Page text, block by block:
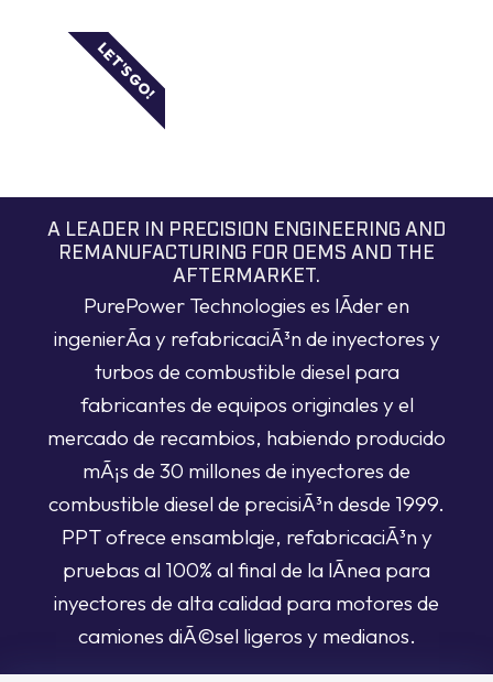
LET'S GO!
A LEADER IN PRECISION ENGINEERING AND
REMANUFACTURING FOR OEMS AND THE
AFTERMARKET.
PurePower Technologies es lÃ­der en
ingenierÃ­a y refabricaciÃ³n de inyectores y
turbos de combustible diesel para
fabricantes de equipos originales y el
mercado de recambios, habiendo producido
mÃ¡s de 30 millones de inyectores de
combustible diesel de precisiÃ³n desde 1999.
PPT ofrece ensamblaje, refabricaciÃ³n y
pruebas al 100% al final de la lÃ­nea para
inyectores de alta calidad para motores de
camiones diÃ©sel ligeros y medianos.